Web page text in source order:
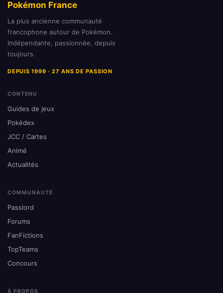
Pokémon France
La plus ancienne communauté
francophone autour de Pokémon.
Indépendante, passionnée, depuis
toujours.
DEPUIS 1999 · 27 ANS DE PASSION
CONTENU
Guides de jeux
Pokédex
JCC / Cartes
Animé
Actualités
COMMUNAUTÉ
Passlord
Forums
FanFictions
TopTeams
Concours
À PROPOS